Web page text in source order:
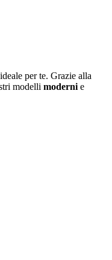
per te. Grazie alla
modelli moderni e